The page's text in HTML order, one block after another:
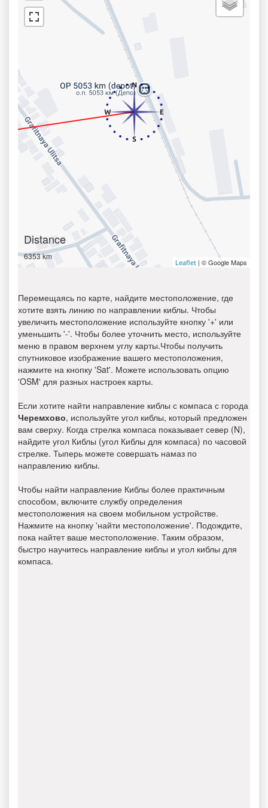
Distance
6353 km
Leaflet | © Google Maps
Перемещаясь по карте, найдите местоположение, где
хотите взять линию по направлении киблы. Чтобы
увеличить местоположение используйте кнопку '+' или
уменьшить '-'. Чтобы более уточнить место, используйте
меню в правом верхнем углу карты.Чтобы получить
спутниковое изображение вашего местоположения,
нажмите на кнопку 'Sat'. Можете использовать опцию
'OSM' для разных настроек карты.
Если хотите найти направление киблы с компаса с города
Черемхово, используйте угол киблы, который предложен
вам сверху. Когда стрелка компаса показывает север (N),
найдите угол Киблы (угол Киблы для компаса) по часовой
стрелке. Тыперь можете совершать намаз по
направлению киблы.
Чтобы найти направление Киблы более практичным
способом, включите службу определения
местоположения на своем мобильном устройстве.
Нажмите на кнопку 'найти местоположение'. Подождите,
пока найтет ваше местоположение. Таким образом,
быстро научитесь направление киблы и угол киблы для
компаса.